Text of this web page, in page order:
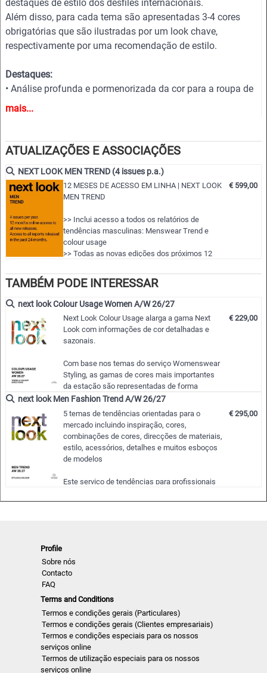
destaques de estilo dos desfiles internacionais.
Além disso, para cada tema são apresentadas 3-4 cores
obrigatórias que são ilustradas por um look chave,
respectivamente por uma recomendação de estilo.
Destaques:
• Análise profunda e pormenorizada da cor para a roupa de
homem
• Direcções de estilo
• Cores essenciais e cores-chave
•Informação e inspiração para têxteis, moda e todas as
indústrias relacionadas com o design.
mais...
ATUALIZAÇÕES E ASSOCIAÇÕES
NEXT LOOK MEN TREND (4 issues p.a.)
12 MESES DE ACESSO EM LINHA | NEXT LOOK
MEN TREND
>> Inclui acesso a todos os relatórios de
tendências masculinas: Menswear Trend e
colour usage
>> Todas as novas edições dos próximos 12
>> Incluindo o acesso às últimas edições
publicadas nos últimos 24 meses!
>> Descarregue até 150 edições completas em
PDF e ou obras de arte CAD vectoriais editáveis
à sua escolha
>> Ver todos os relatórios durante os 12 meses
de adesão
€ 599,00
TAMBÉM PODE INTERESSAR
next look Colour Usage Women A/W 26/27
Next Look Colour Usage alarga a gama Next
Look com informações de cor detalhadas e
sazonais.
Com base nos temas do serviço Womenswear
Styling, as gamas de cores mais importantes
da estação são representadas de forma
compacta, bem organizada e completa.
Cada um dos 12 temas contém 8-10 cores
individuais. Estas estão divididas em diferentes
harmonias e são completadas por numerosas
sugestões de acentuação e indicações de
utilização para diferentes categorias de
…
€ 229,00
next look Men Fashion Trend A/W 26/27
5 temas de tendências orientadas para o
mercado incluindo inspiração, cores,
combinações de cores, direcções de materiais,
estilo, acessórios, detalhes e muitos esboços
de modelos
Este serviço de tendências para profissionais
selectiva e orientada para o futuro de todos os
…
€ 295,00
Profile
Sobre nós
Contacto
FAQ
Terms and Conditions
Termos e condições gerais (Particulares)
Termos e condições gerais (Clientes empresariais)
Termos e condições especiais para os nossos
serviços online
Termos de utilização especiais para os nossos
serviços online